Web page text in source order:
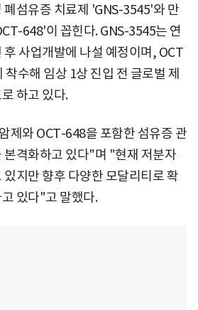
폐섬유증 치료제 'GNS-3545'와 만
648'이 꼽힌다. GNS-3545는 연
후 사업개발에 나설 예정이며, OCT
수해 임상 1상 진입 전 글로벌 제
하고 있다.
제와 OCT-648을 포함한 섬유증 관
본격화하고 있다"며 "현재 저분자
지만 향후 다양한 모달리티로 확
있다"고 말했다.